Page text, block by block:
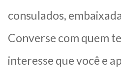
consulados,
Converse com quem
interesse que você e